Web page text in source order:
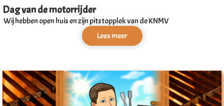
Dag van de motorrijder
Wij hebben open huis en zijn pitstopplek van de KNMV
Lees meer